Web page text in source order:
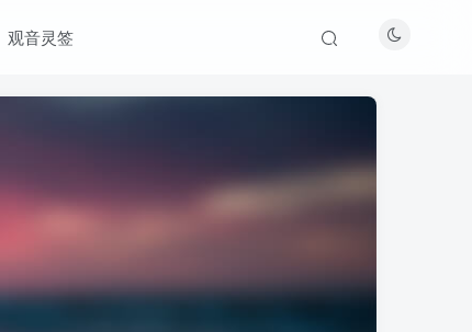
观音灵签